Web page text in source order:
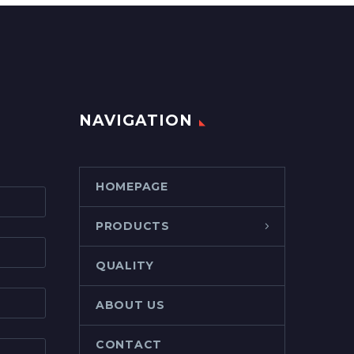
NAVIGATION
HOMEPAGE
PRODUCTS
QUALITY
ABOUT US
CONTACT